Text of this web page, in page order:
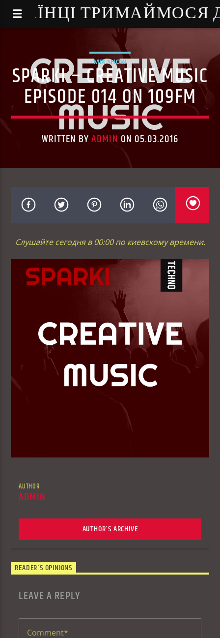
- УКРАЇНЦІ
MIX SHOW
SPARKI – CREATIVE MUSIC
EPISODE 014 ON 109FM
WRITTEN BYADMIN ON 05.03.2016
Слушайте сегодня в 00:00 по киевскому времени.
AUTHOR
ADMIN
AUTHOR'S ARCHIVE
READER'S OPINIONS
LEAVE A REPLY